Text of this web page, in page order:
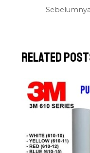
Sebelumnya
Related